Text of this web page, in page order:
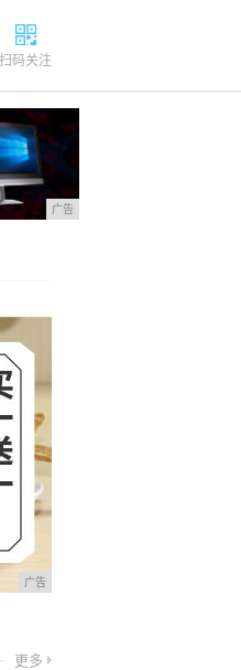
扫码关注
广告
广告
更多